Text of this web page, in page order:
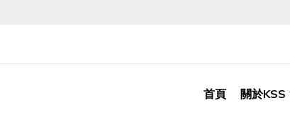
首頁 關於KSS